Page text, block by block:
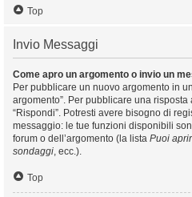
Top
Invio Messaggi
Come apro un argomento o invio un
Per pubblicare un nuovo argomento in
argomento”. Per pubblicare una
“Rispondi”. Potresti avere bisogno di
messaggio: le tue funzioni disponibili
forum o dell’argomento (la lista Puoi
sondaggi, ecc.).
Top